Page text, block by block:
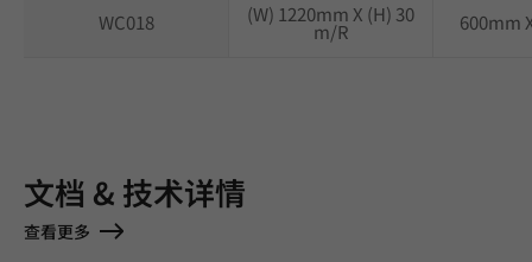
WC018 (W) 1220mm X (H) 30
m/R 600mm
文档 & 技术详情
查看更多